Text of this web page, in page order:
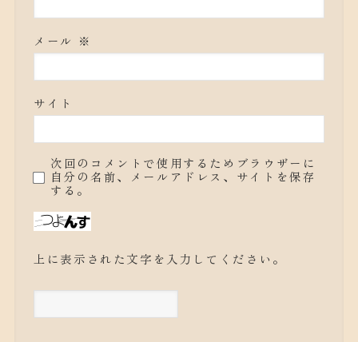
メール ※
サイト
次回のコメントで使用するためブラウザーに
自分の名前、メールアドレス、サイトを保存
する。
上に表示された文字を入力してください。